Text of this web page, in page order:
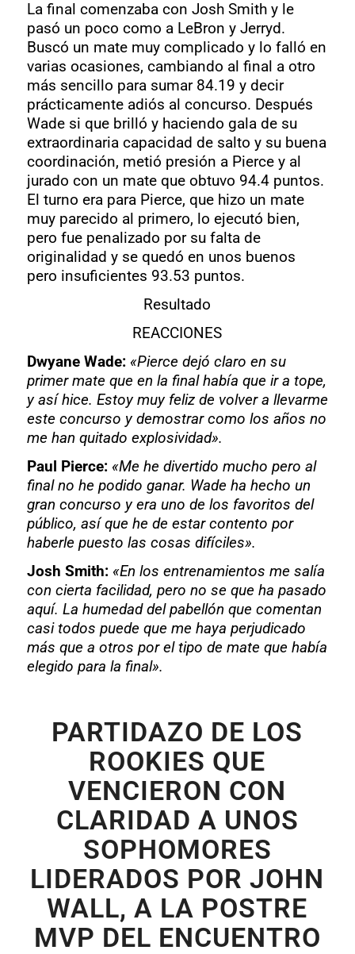
La final comenzaba con Josh Smith y le
pasó un poco como a LeBron y Jerryd.
Buscó un mate muy complicado y lo falló en
varias ocasiones, cambiando al final a otro
más sencillo para sumar 84.19 y decir
prácticamente adiós al concurso. Después
Wade si que brilló y haciendo gala de su
extraordinaria capacidad de salto y su buena
coordinación, metió presión a Pierce y al
jurado con un mate que obtuvo 94.4 puntos.
El turno era para Pierce, que hizo un mate
muy parecido al primero, lo ejecutó bien,
pero fue penalizado por su falta de
originalidad y se quedó en unos buenos
pero insuficientes 93.53 puntos.
Resultado
REACCIONES
Dwyane Wade: «Pierce dejó claro en su
primer mate que en la final había que ir a tope,
y así hice. Estoy muy feliz de volver a llevarme
este concurso y demostrar como los años no
me han quitado explosividad».
Paul Pierce: «Me he divertido mucho pero al
final no he podido ganar. Wade ha hecho un
gran concurso y era uno de los favoritos del
público, así que he de estar contento por
haberle puesto las cosas difíciles».
Josh Smith: «En los entrenamientos me salía
con cierta facilidad, pero no se que ha pasado
aquí. La humedad del pabellón que comentan
casi todos puede que me haya perjudicado
más que a otros por el tipo de mate que había
elegido para la final».
PARTIDAZO DE LOS
ROOKIES QUE
VENCIERON CON
CLARIDAD A UNOS
SOPHOMORES
LIDERADOS POR JOHN
WALL, A LA POSTRE
MVP DEL ENCUENTRO